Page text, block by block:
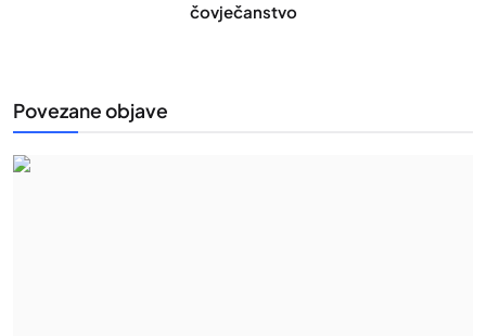
čovječanstvo
Povezane objave